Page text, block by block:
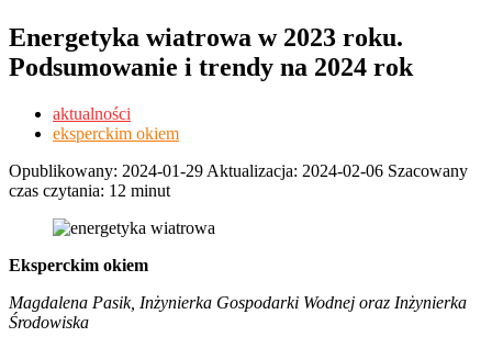
Energetyka wiatrowa w 2023 roku.
Podsumowanie i trendy na 2024 rok
aktualności
eksperckim okiem
Opublikowany: 2024-01-29 Aktualizacja: 2024-02-06 Szacowany
czas czytania: 12 minut
Eksperckim okiem
Magdalena Pasik, Inżynierka Gospodarki Wodnej oraz Inżynierka
Środowiska